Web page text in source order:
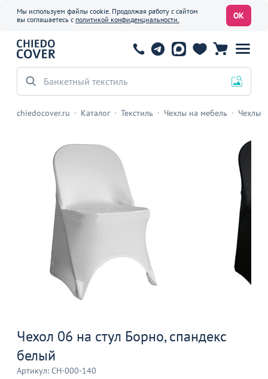
Мы используем файлы cookie. Продолжая работу с сайтом
вы соглашаетесь с политикой конфиденциальности. ОК
chiedocover.ru Каталог Текстиль Чехлы на мебель Чехлы
Чехол 06 на стул Борно, спандекс
белый
Артикул: CH-000-140